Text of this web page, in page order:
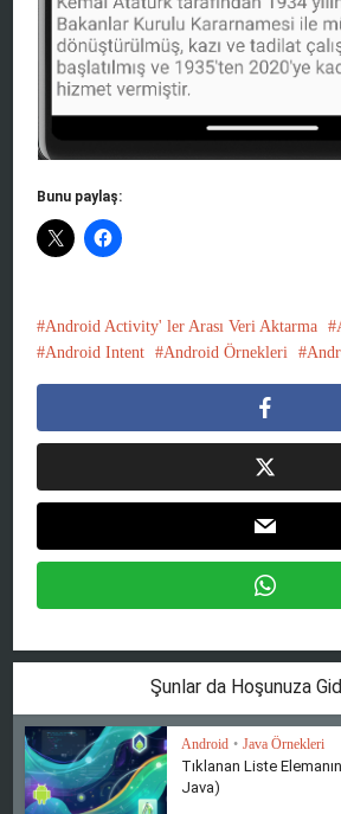
Bunu paylaş:
Android Activity' ler Arası Veri Aktarma
Android Intent
Android Örnekleri
Şunlar da Hoşunuza
Android • Java Örnekleri
Tıklanan Liste
Java)